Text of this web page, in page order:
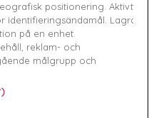
positionering. Aktivt
identifieringsändamål. Lagra
på en enhet.
reklam- och
målgrupp och